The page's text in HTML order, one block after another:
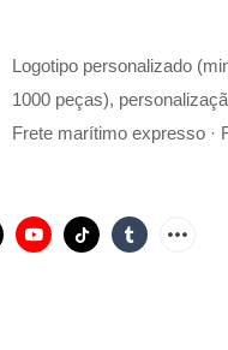
Logotipo personalizado
1000 peças),
Frete marítimo expresso ·